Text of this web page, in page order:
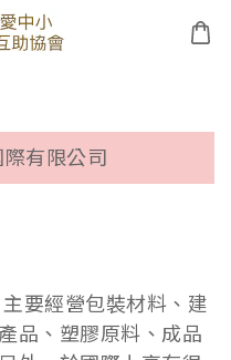
有限公司
要經營包裝材料、建
品、塑膠原料、成品